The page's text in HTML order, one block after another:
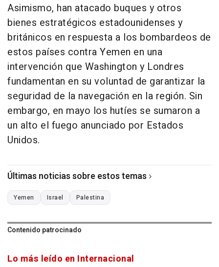
Asimismo, han atacado buques y otros
bienes estratégicos estadounidenses y
británicos en respuesta a los bombardeos de
estos países contra Yemen en una
intervención que Washington y Londres
fundamentan en su voluntad de garantizar la
seguridad de la navegación en la región. Sin
embargo, en mayo los hutíes se sumaron a
un alto el fuego anunciado por Estados
Unidos.
Últimas noticias sobre estos temas
Yemen Israel Palestina
Contenido patrocinado
Lo más leído en Internacional